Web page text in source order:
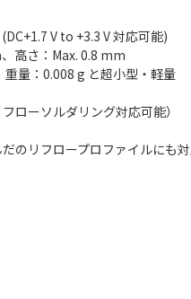
V to +3.3 V 対応可能)
高さ：Max. 0.8 mm
重量：0.008 g と超小型・軽量
ローソルダリング対応可能）
のリフロープロファイルにも